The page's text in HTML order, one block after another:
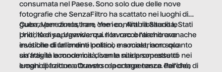
consumata nel Paese. Sono solo due delle nove
fotografie che SenzaFiltro ha scattato nei luoghi di
guerra per dimostrare che i conflitti ribaltano le
priorità di sopravvivenza. Il lavoro è l’architrave
invisibile di un ordine politico e sociale, non solo
un’attività economica: diventa nitida soprattutto nei
luoghi di frattura. Questo reportage nasce dall’idea
Cuba, Venezuela, Iran, Yemen, Arabia Saudita, Stati
Uniti, Kenya, Uganda: qui non raccontiamo cronache
esotiche di fallimenti lontani, ma mostriamo quanto
sia fragile la modernità, con le sue promesse di
emancipazione attraverso la competenza. Perché, di